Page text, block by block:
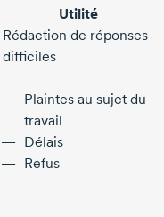
Utilité
Rédaction de réponses
difficiles
Plaintes au sujet du
travail
Délais
Refus